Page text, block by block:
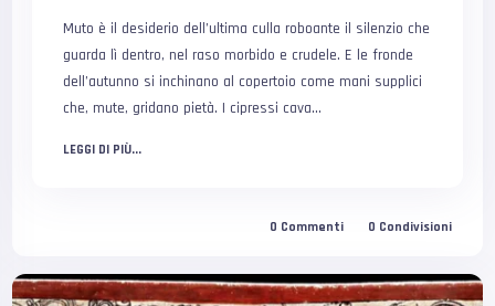
Muto è il desiderio dell’ultima culla roboante il silenzio che
guarda lì dentro, nel raso morbido e crudele. E le fronde
dell’autunno si inchinano al copertoio come mani supplici
che, mute, gridano pietà. I cipressi cava...
LEGGI DI PIÙ...
0 Commenti 0 Condivisioni